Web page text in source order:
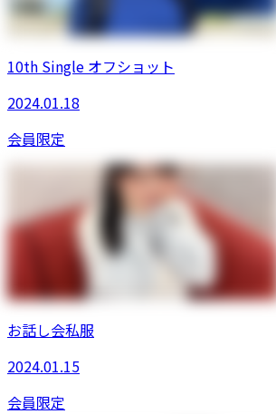
10th Single オフショット
2024.01.18
会員限定
お話し会私服
2024.01.15
会員限定